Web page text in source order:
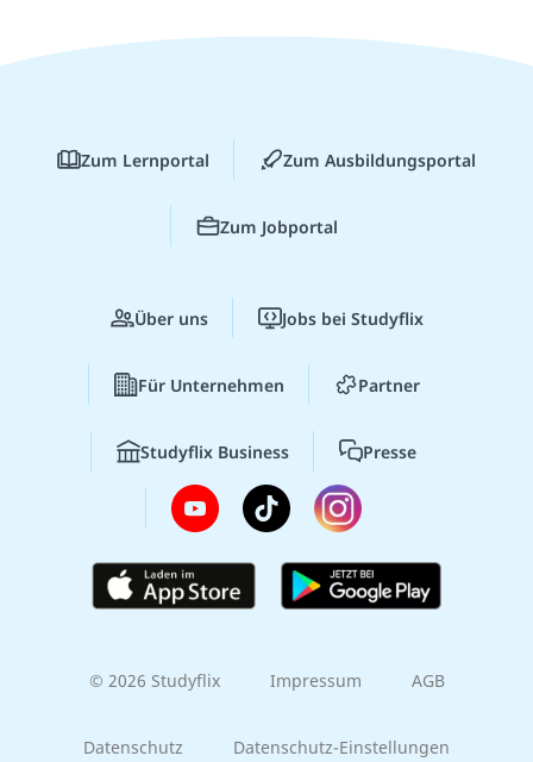
Zum Lernportal Zum Ausbildungsportal
Zum Jobportal
Über uns Jobs bei Studyflix
Für Unternehmen Partner
Studyflix Business Presse
© 2026 Studyflix Impressum AGB
Datenschutz Datenschutz-Einstellungen